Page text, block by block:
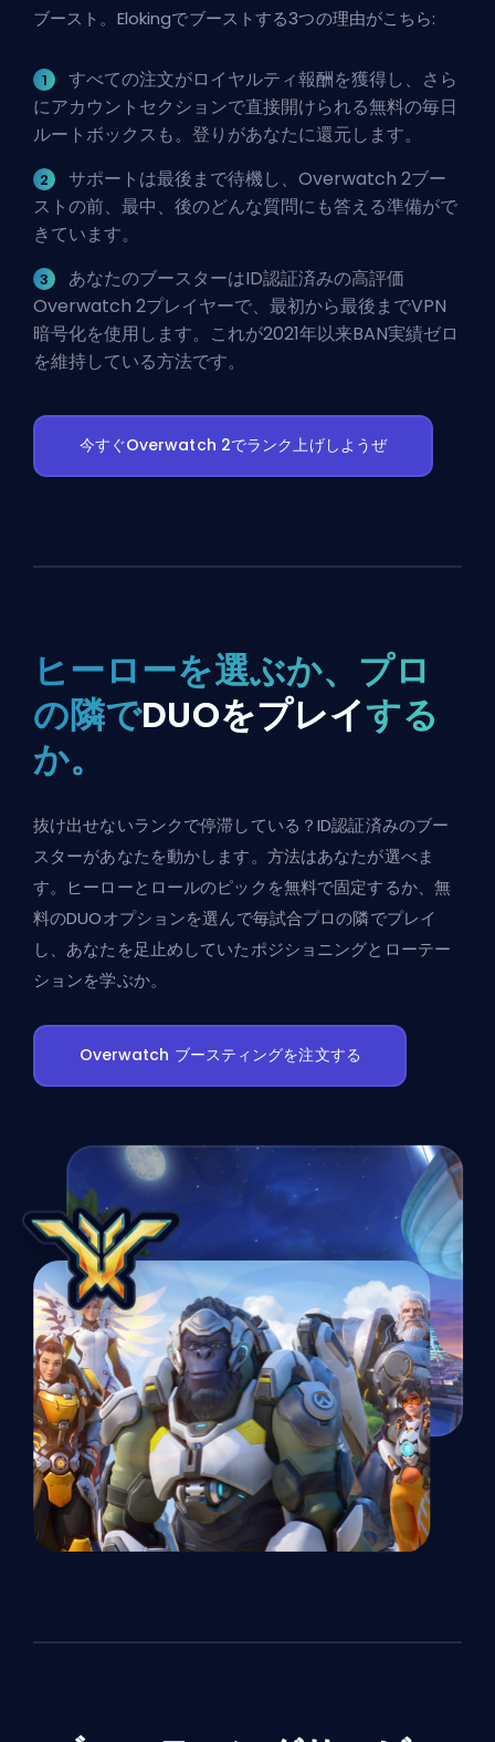
ブースト。Elokingでブーストする3つの理由がこちら:
すべての注文がロイヤルティ報酬を獲得し、さら
にアカウントセクションで直接開けられる無料の毎日
ルートボックスも。登りがあなたに還元します。
サポートは最後まで待機し、Overwatch 2ブー
ストの前、最中、後のどんな質問にも答える準備がで
きています。
あなたのブースターはID認証済みの高評価
Overwatch 2プレイヤーで、最初から最後までVPN
暗号化を使用します。これが2021年以来BAN実績ゼロ
を維持している方法です。
今すぐOverwatch 2でランク上げしようぜ
ヒーローを選ぶか、プロ
の隣でDUOをプレイする
か。
抜け出せないランクで停滞している？ID認証済みのブー
スターがあなたを動かします。方法はあなたが選べま
す。ヒーローとロールのピックを無料で固定するか、無
料のDUOオプションを選んで毎試合プロの隣でプレイ
し、あなたを足止めしていたポジショニングとローテー
ションを学ぶか。
Overwatch ブースティングを注文する